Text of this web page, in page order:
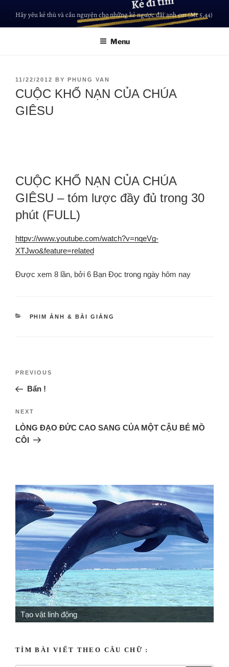
Hãy yêu kẻ thù và cầu nguyện cho những kẻ ngược đãi anh em (Mt 5,44)
Menu
11/22/2012 BY PHUNG VAN
CUỘC KHỔ NẠN CỦA CHÚA
GIÊSU
CUỘC KHỔ NẠN CỦA CHÚA
GIÊSU – tóm lược đầy đủ trong 30
phút (FULL)
httpv://www.youtube.com/watch?v=nqeVg-
XTJwo&feature=related
Được xem 8 lần, bởi 6 Bạn Đọc trong ngày hôm nay
PHIM ẢNH & BÀI GIẢNG
PREVIOUS
Bẩn !
NEXT
LÒNG ĐẠO ĐỨC CAO SANG CỦA MỘT CẬU BÉ MỒ
CÔI
Tạo vật linh động
TÌM BÀI VIẾT THEO CÂU CHỮ :